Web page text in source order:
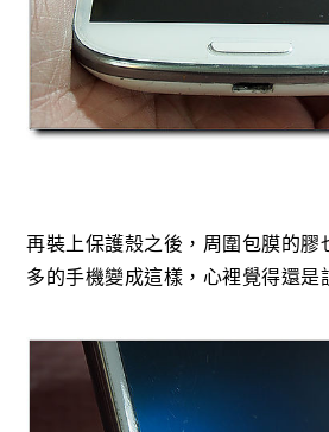
再裝上保護殼之後，周圍包膜的膠
多的手機變成這樣，心裡覺得還是